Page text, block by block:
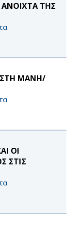
ΤΗΣ
ΣΤΗ ΜΑΝΗ/
ΟΙ
ΣΤΙΣ